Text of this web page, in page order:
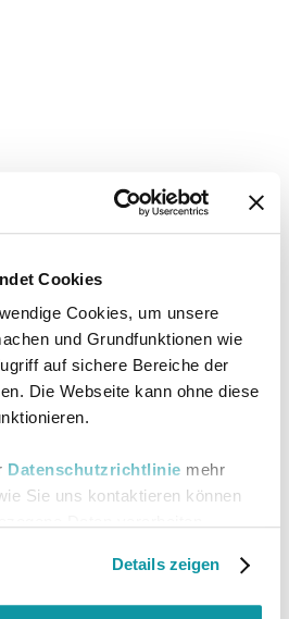
Cookies
Cookies, um unsere
und Grundfunktionen wie
auf sichere Bereiche der
Die Webseite kann ohne diese
Datenschutzrichtlinie mehr
Sie uns kontaktieren können
Details zeigen